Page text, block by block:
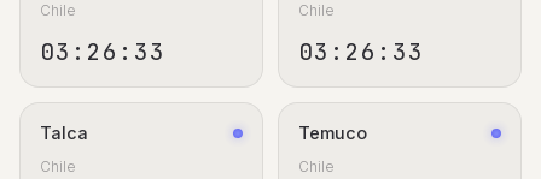
Chile
03:26:33
Chile
03:26:33
Talca
Chile
Temuco
Chile